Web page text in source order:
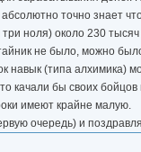
точно знает
ноля) около 230
не было, можно
навык (типа алхимика)
качали бы своих
имеют крайне малую.
очередь) и